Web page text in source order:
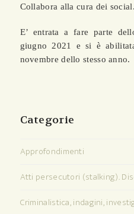
Collabora alla cura dei social.
E’ entrata a fare parte
giugno 2021 e si è
novembre dello stesso anno.
Categorie
Approfondimenti
Atti persecutori (stalking).
Criminalistica, indagini,